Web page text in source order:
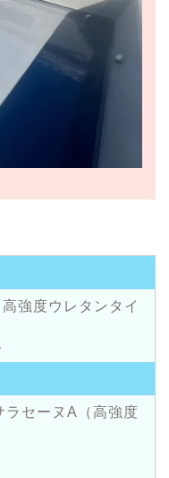
強度ウレタンタイ
セーヌA（高強度